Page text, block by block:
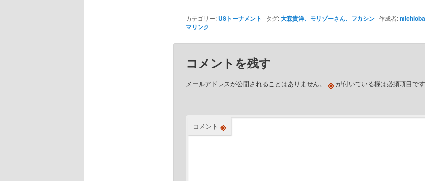
カテゴリー: USトーナメント タグ:大森貴洋、モリゾーさん、フカシン作成者:michioba
マリンク
コメントを残す
メールアドレスが公開されることはありません。 ※が付いている欄は必須項目です
コメント ※